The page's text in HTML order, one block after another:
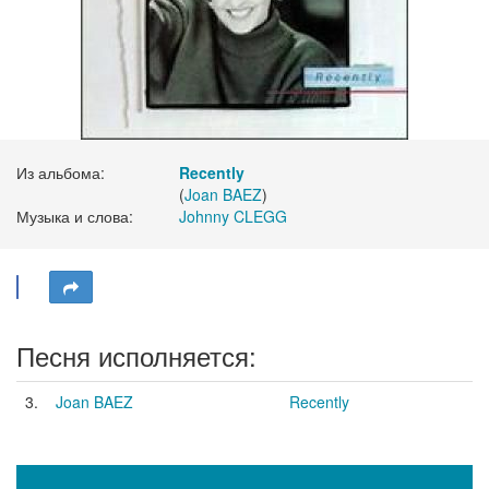
Из альбома:
Recently
(Joan BAEZ)
Музыка и слова:
Johnny CLEGG
Песня исполняется:
3. Joan BAEZ Recently